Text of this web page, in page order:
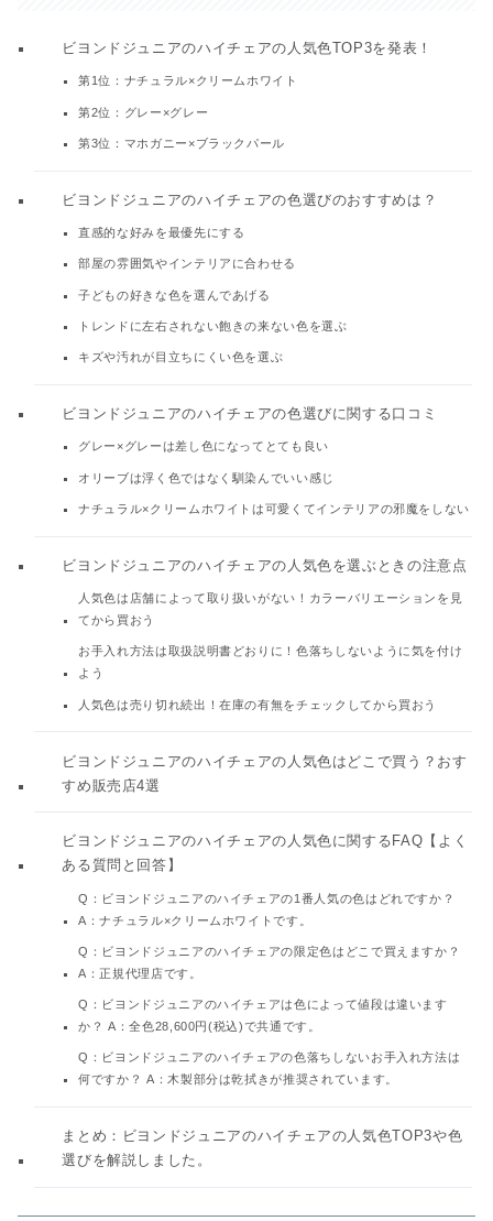
ビヨンドジュニアのハイチェアの人気色TOP3を発表！
第1位：ナチュラル×クリームホワイト
第2位：グレー×グレー
第3位：マホガニー×ブラックパール
ビヨンドジュニアのハイチェアの色選びのおすすめは？
直感的な好みを最優先にする
部屋の雰囲気やインテリアに合わせる
子どもの好きな色を選んであげる
トレンドに左右されない飽きの来ない色を選ぶ
キズや汚れが目立ちにくい色を選ぶ
ビヨンドジュニアのハイチェアの色選びに関する口コミ
グレー×グレーは差し色になってとても良い
オリーブは浮く色ではなく馴染んでいい感じ
ナチュラル×クリームホワイトは可愛くてインテリアの邪魔をしない
ビヨンドジュニアのハイチェアの人気色を選ぶときの注意点
人気色は店舗によって取り扱いがない！カラーバリエーションを見
てから買おう
お手入れ方法は取扱説明書どおりに！色落ちしないように気を付け
よう
人気色は売り切れ続出！在庫の有無をチェックしてから買おう
ビヨンドジュニアのハイチェアの人気色はどこで買う？おす
すめ販売店4選
ビヨンドジュニアのハイチェアの人気色に関するFAQ【よく
ある質問と回答】
Q：ビヨンドジュニアのハイチェアの1番人気の色はどれですか？
A：ナチュラル×クリームホワイトです。
Q：ビヨンドジュニアのハイチェアの限定色はどこで買えますか？
A：正規代理店です。
Q：ビヨンドジュニアのハイチェアは色によって値段は違います
か？ A：全色28,600円(税込)で共通です。
Q：ビヨンドジュニアのハイチェアの色落ちしないお手入れ方法は
何ですか？ A：木製部分は乾拭きが推奨されています。
まとめ：ビヨンドジュニアのハイチェアの人気色TOP3や色
選びを解説しました。